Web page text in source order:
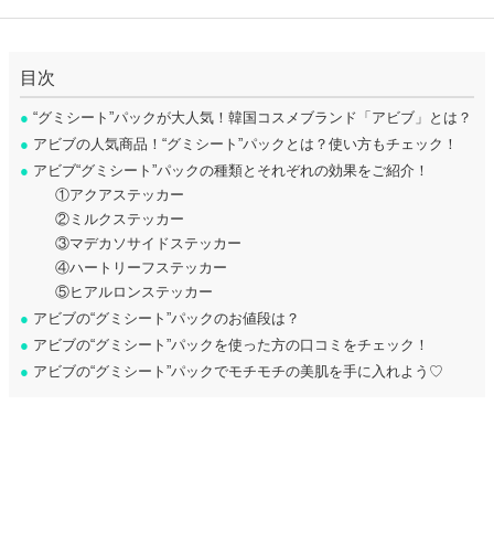
目次
● “グミシート”パックが大人気！韓国コスメブランド「アビブ」とは？
● アビブの人気商品！“グミシート”パックとは？使い方もチェック！
● アビブ“グミシート”パックの種類とそれぞれの効果をご紹介！
①アクアステッカー
②ミルクステッカー
③マデカソサイドステッカー
④ハートリーフステッカー
⑤ヒアルロンステッカー
● アビブの“グミシート”パックのお値段は？
● アビブの“グミシート”パックを使った方の口コミをチェック！
● アビブの“グミシート”パックでモチモチの美肌を手に入れよう♡